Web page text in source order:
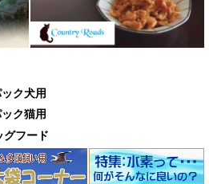
ク犬用
ク猫用
グフード